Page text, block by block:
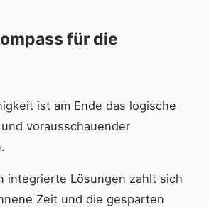
für die
ist am Ende das logische
vorausschauender
integrierte Lösungen zahlt sich
Zeit und die gesparten